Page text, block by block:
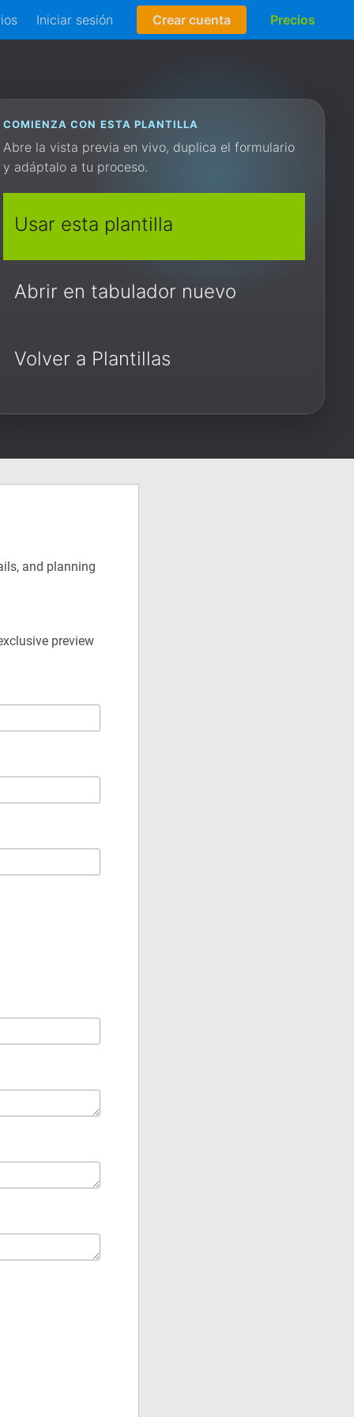
Iniciar sesión Crear cuenta Precios
COMIENZA CON ESTA PLANTILLA
Abre la vista previa en vivo, duplica el formulario
y adáptalo a tu proceso.
Usar esta plantilla
Abrir en tabulador nuevo
Volver a Plantillas